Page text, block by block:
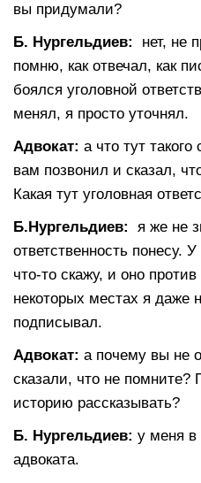
вы придумали?
Б. Нургельдиев:
нет, не
помню, как отвечал, как
боялся уголовной
менял, я просто уточнял.
Адвокат: а что тут
вам позвонил и сказал,
Какая тут уголовная
Б.Нургельдиев:
я же не
ответственность понесу.
что-то скажу, и оно
некоторых местах я даже
подписывал.
Адвокат: а почему вы не
сказали, что не
историю рассказывать?
Б. Нургельдиев: у меня в
адвоката.